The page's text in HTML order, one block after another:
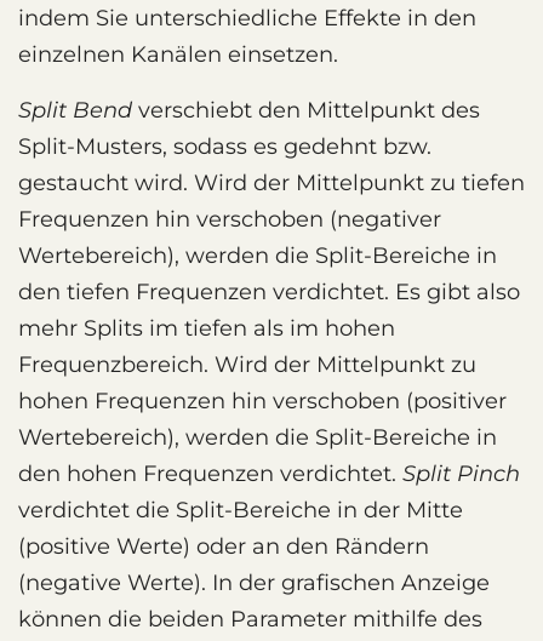
indem Sie unterschiedliche Effekte in den
einzelnen Kanälen einsetzen.
Split Bend verschiebt den Mittelpunkt des
Split-Musters, sodass es gedehnt bzw.
gestaucht wird. Wird der Mittelpunkt zu tiefen
Frequenzen hin verschoben (negativer
Wertebereich), werden die Split-Bereiche in
den tiefen Frequenzen verdichtet. Es gibt also
mehr Splits im tiefen als im hohen
Frequenzbereich. Wird der Mittelpunkt zu
hohen Frequenzen hin verschoben (positiver
Wertebereich), werden die Split-Bereiche in
den hohen Frequenzen verdichtet. Split Pinch
verdichtet die Split-Bereiche in der Mitte
(positive Werte) oder an den Rändern
(negative Werte). In der grafischen Anzeige
können die beiden Parameter mithilfe des